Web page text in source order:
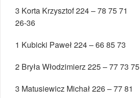
3 Korta Krzysztof 224 – 78 75 71
26-36
1 Kubicki Paweł 224 – 66 85 73
2 Bryła Włodzimierz 225 – 77 73 75
3 Matusiewicz Michał 226 – 77 81